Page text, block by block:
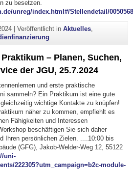
zu besetzen.
unreg/index.html#/Stellendetail/
| Veröffentlicht in Aktuelles,
– Planen, Suchen,
der JGU, 25.7.2024
und erste praktische
sammeln? Ein Praktikum ist eine gute
wichtige Kontakte zu knüpfen!
näher zu kommen, empfiehlt es
Fähigkeiten und Interessen
beschäftigen Sie sich daher
Ihren persönlichen Zielen. ....10:00 bis
(GFG), Jakob-Welder-Weg 12, 55122
uni-
222305?utm_campaign=b2c-module-